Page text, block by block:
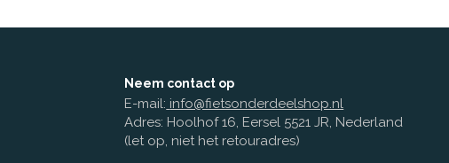
Neem contact op
E-mail: info@fietsonderdeelshop.nl
Adres: Hoolhof 16, Eersel 5521 JR, Nederland
(let op, niet het retouradres)